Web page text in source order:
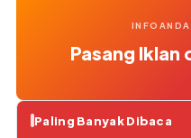
Pasang Iklan
Paling Banyak Dibaca